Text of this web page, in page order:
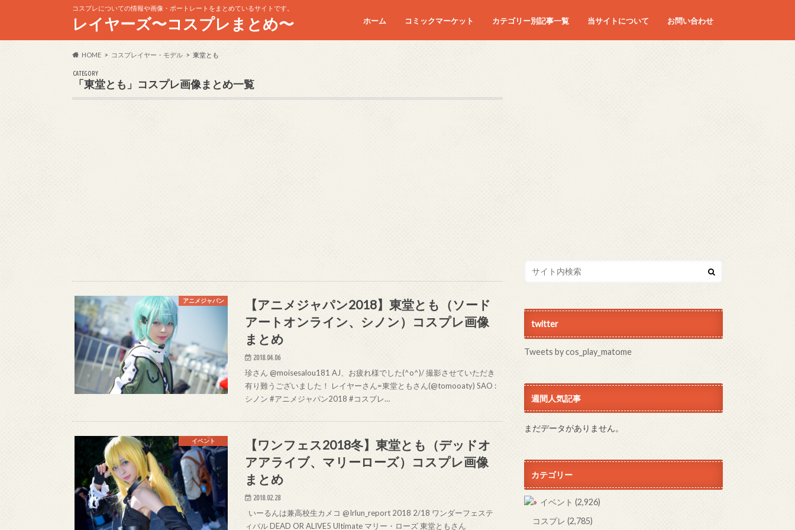
コスプレについての情報や画像・ポートレートをまとめているサイトです。
レイヤーズ〜コスプレまとめ〜 ホーム コミックマーケット
コミケC90
コミケC91
コミケC92
コミケC93
コミケC94
コミケC95
カテゴリー別記事一覧 当サイトについて お問い合わせ
HOME コスプレイヤー・モデル 東堂とも
CATEGORY
「東堂とも」コスプレ画像まとめ一覧
アニメジャパン
【アニメジャパン2018】東堂とも（ソード
アートオンライン、シノン）コスプレ画像
まとめ
2018.04.06
珍さん @moisesalou181 AJ、お疲れ様でした(^o^)/ 撮影させていただき
有り難うございました！ レイヤーさん=東堂ともさん(@tomooaty) SAO :
シノン #アニメジャパン2018 #コスプレ…
イベント
【ワンフェス2018冬】東堂とも（デッドオ
アアライブ、マリーローズ）コスプレ画像
まとめ
2018.02.28
いーるんは兼高校生カメコ @Irlun_report 2018 2/18 ワンダーフェステ
ィバル DEAD OR ALIVE5 Ultimate マリー・ローズ 東堂ともさん
twitter
Tweets by cos_play_matome
週間人気記事
まだデータがありません。
カテゴリー
イベント (2,926)
コスプレ (2,785)